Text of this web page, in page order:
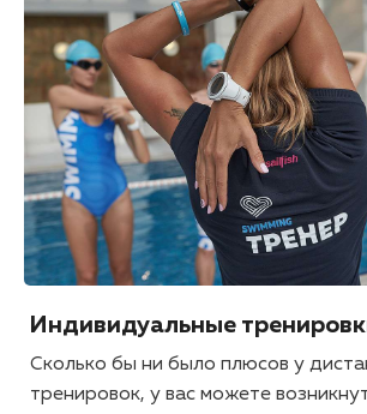
Индивидуальные
Сколько бы ни было плюсов у
тренировок, у вас можете